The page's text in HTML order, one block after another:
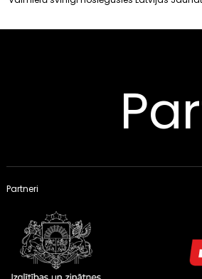
Partneri